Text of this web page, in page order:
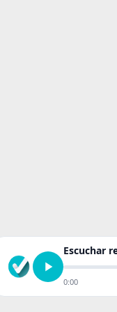
Escuchar
0:00